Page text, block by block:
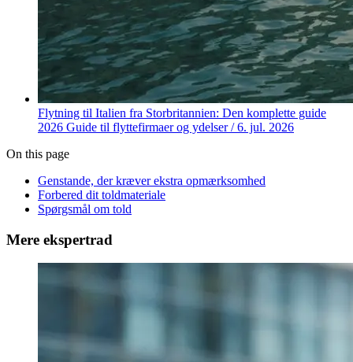
Flytning til Italien fra Storbritannien: Den komplette guide
2026 Guide til flyttefirmaer og ydelser /6. jul. 2026
On this page
Genstande, der kræver ekstra opmærksomhed
Forbered dit toldmateriale
Spørgsmål om told
Mere ekspertrad